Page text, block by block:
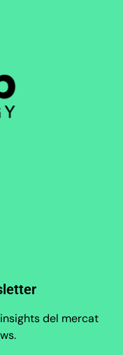
del mercat